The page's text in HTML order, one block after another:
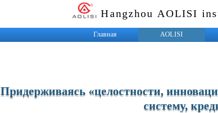
Hangzhou AOLISI
Главная
AOLISI
культура
Награды и
Придерживаясь «целостности,
систему,